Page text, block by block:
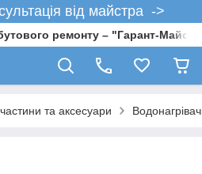
від майстра ->
ремонту – "Гарант-
та аксесуари